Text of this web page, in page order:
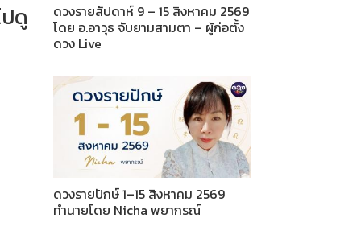
ดู
ดวงรายสัปดาห์ 9 – 15 สิงหาคม 2569
โดย อ.อาวุธ จับยามสามตา – ผู้ก่อตั้ง
ดวง Live
ดวงรายปักษ์ 1–15 สิงหาคม 2569
ทำนายโดย Nicha พยากรณ์